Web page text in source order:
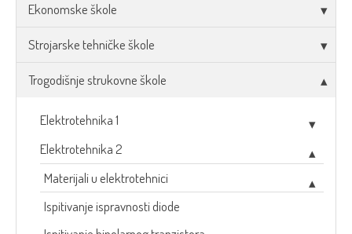
Ekonomske škole
Strojarske tehničke škole
Trogodišnje strukovne škole
Elektrotehnika 1
Elektrotehnika 2
Materijali u elektrotehnici
Ispitivanje ispravnosti diode